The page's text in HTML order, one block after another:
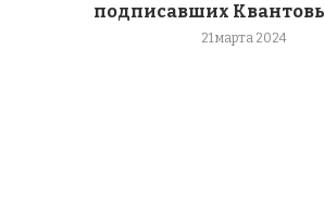
подписавших
21 марта 2024